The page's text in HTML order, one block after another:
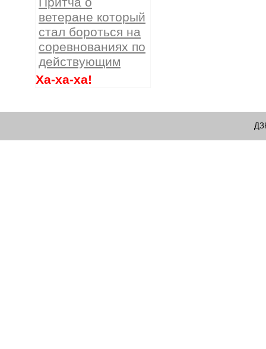
ветеране который
стал бороться на
соревнованиях по
действующим
Ха-ха-ха!